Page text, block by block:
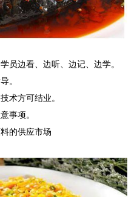
员边看、边听、边记、边学。
。
术方可结业。
事项。
的供应市场